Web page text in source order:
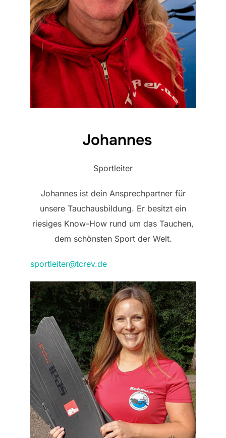
Johannes
Sportleiter
Johannes ist dein Ansprechpartner für
unsere Tauchausbildung. Er besitzt ein
riesiges Know-How rund um das Tauchen,
dem schönsten Sport der Welt.
sportleiter@tcrev.de